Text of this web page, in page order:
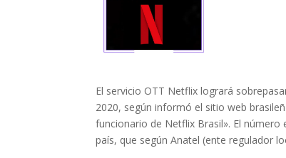
El servicio OTT Netflix logrará
2020, según informó el sitio web
funcionario de Netflix Brasil». El
país, que según Anatel (ente regulador